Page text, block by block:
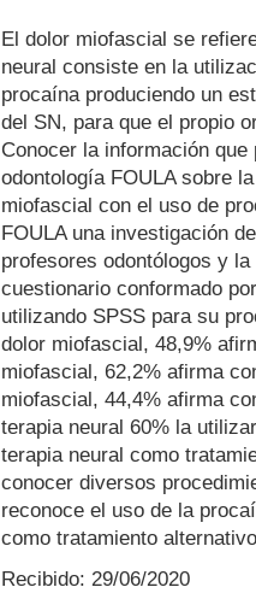
El dolor miofascial se
neural consiste en la
procaína produciendo un
del SN, para que el propio
Conocer la información
odontología FOULA sobre
miofascial con el uso de
FOULA una investigación
profesores odontólogos y
cuestionario conformado
utilizando SPSS para su
dolor miofascial, 48,9%
miofascial, 62,2% afirma
miofascial, 44,4% afirma
terapia neural 60% la
terapia neural como
conocer diversos
reconoce el uso de la
como tratamiento
Recibido: 29/06/2020